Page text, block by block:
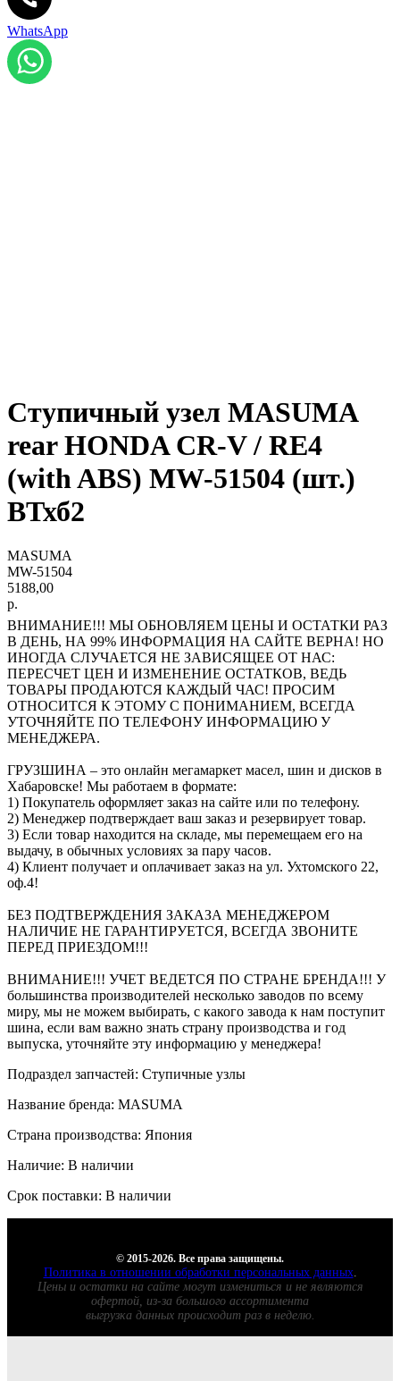
WhatsApp
Ступичный узел MASUMA
rear HONDA CR-V / RE4
(with ABS) MW-51504 (шт.)
ВТхб2
MASUMA
MW-51504
5188,00
р.
ВНИМАНИЕ!!! МЫ ОБНОВЛЯЕМ ЦЕНЫ И ОСТАТКИ РАЗ
В ДЕНЬ, НА 99% ИНФОРМАЦИЯ НА САЙТЕ ВЕРНА! НО
ИНОГДА СЛУЧАЕТСЯ НЕ ЗАВИСЯЩЕЕ ОТ НАС:
ПЕРЕСЧЕТ ЦЕН И ИЗМЕНЕНИЕ ОСТАТКОВ, ВЕДЬ
ТОВАРЫ ПРОДАЮТСЯ КАЖДЫЙ ЧАС! ПРОСИМ
ОТНОСИТСЯ К ЭТОМУ С ПОНИМАНИЕМ, ВСЕГДА
УТОЧНЯЙТЕ ПО ТЕЛЕФОНУ ИНФОРМАЦИЮ У
МЕНЕДЖЕРА.
ГРУЗШИНА – это онлайн мегамаркет масел, шин и дисков в
Хабаровске! Мы работаем в формате:
1) Покупатель оформляет заказ на сайте или по телефону.
2) Менеджер подтверждает ваш заказ и резервирует товар.
3) Если товар находится на складе, мы перемещаем его на
выдачу, в обычных условиях за пару часов.
4) Клиент получает и оплачивает заказ на ул. Ухтомского 22,
оф.4!
БЕЗ ПОДТВЕРЖДЕНИЯ ЗАКАЗА МЕНЕДЖЕРОМ
НАЛИЧИЕ НЕ ГАРАНТИРУЕТСЯ, ВСЕГДА ЗВОНИТЕ
ПЕРЕД ПРИЕЗДОМ!!!
ВНИМАНИЕ!!! УЧЕТ ВЕДЕТСЯ ПО СТРАНЕ БРЕНДА!!! У
большинства производителей несколько заводов по всему
миру, мы не можем выбирать, с какого завода к нам поступит
шина, если вам важно знать страну производства и год
выпуска, уточняйте эту информацию у менеджера!
Подраздел запчастей: Ступичные узлы
Название бренда: MASUMA
Страна производства: Япония
Наличие: В наличии
Срок поставки: В наличии
© 2015-2026. Все права защищены.
Политика в отношении обработки персональных данных.
Цены и остатки на сайте могут измениться и не являются
офертой, из-за большого ассортимента
выгрузка данных происходит раз в неделю.